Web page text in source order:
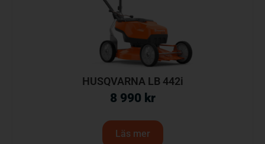
HUSQVARNA LB 442i
8 990 kr
Läs mer